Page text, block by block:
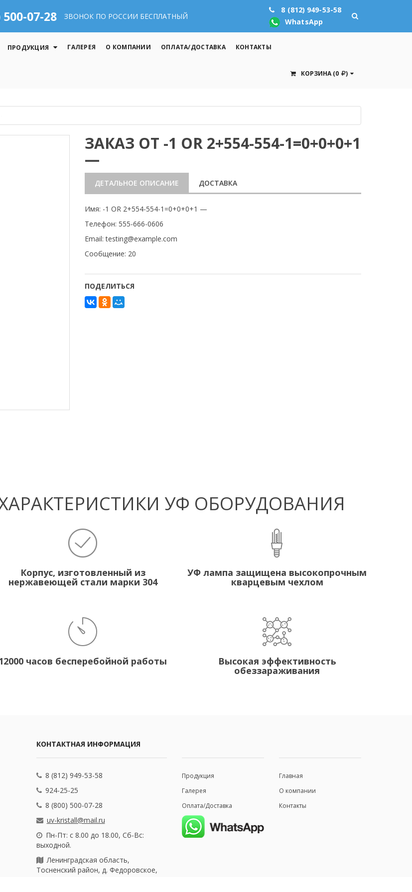
500-07-28 ЗВОНОК ПО РОССИИ БЕСПЛАТНЫЙ
8 (812) 949-53-58
WhatsApp
ПРОДУКЦИЯ ГАЛЕРЕЯ О КОМПАНИИ ОПЛАТА/ДОСТАВКА КОНТАКТЫ
КОРЗИНА (0 )
ЗАКАЗ ОТ -1 OR 2+554-554-1=0+0+0+1
—
ДЕТАЛЬНОЕ ОПИСАНИЕ ДОСТАВКА
Имя: -1 OR 2+554-554-1=0+0+0+1 —
Телефон: 555-666-0606
Email: testing@example.com
Сообщение: 20
ПОДЕЛИТЬСЯ
УФ ОБОРУДОВАНИЯ
Корпус, изготовленный из
нержавеющей стали марки 304
УФ лампа защищена высокопрочным
кварцевым чехлом
часов бесперебойной работы Высокая эффективность
обеззараживания
КОНТАКТНАЯ ИНФОРМАЦИЯ
8 (812) 949-53-58
924-25-25
8 (800) 500-07-28
uv-kristall@mail.ru
Пн-Пт: с 8.00 до 18.00, Сб-Вс:
выходной.
Ленинградская область,
Тосненский район, д. Федоровское,
Продукция
Галерея
Оплата/Доставка
Главная
О компании
Контакты